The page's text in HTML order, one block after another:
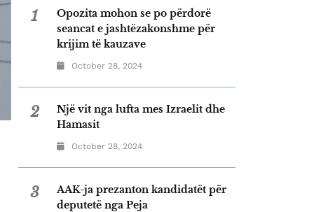
1
Opozita mohon se po përdorë
seancat e jashtëzakonshme për
krijim të kauzave
October 28, 2024
2
Një vit nga lufta mes Izraelit dhe
Hamasit
October 28, 2024
3
AAK-ja prezanton kandidatët për
deputetë nga Peja